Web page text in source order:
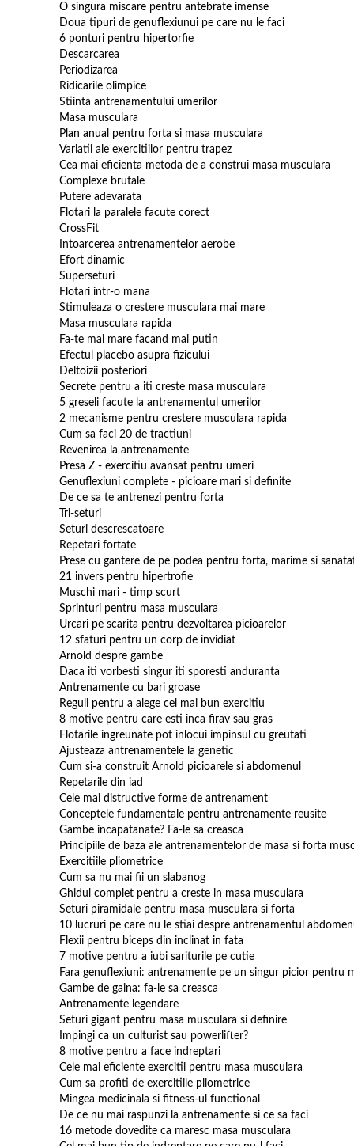
O singura miscare pentru antebrate imense
Doua tipuri de genuflexiunui pe care nu le faci
6 ponturi pentru hipertorfie
Descarcarea
Periodizarea
Ridicarile olimpice
Stiinta antrenamentului umerilor
Masa musculara
Plan anual pentru forta si masa musculara
Variatii ale exercitiilor pentru trapez
Cea mai eficienta metoda de a construi masa musculara
Complexe brutale
Putere adevarata
Flotari la paralele facute corect
CrossFit
Intoarcerea antrenamentelor aerobe
Efort dinamic
Superseturi
Flotari intr-o mana
Stimuleaza o crestere musculara mai mare
Masa musculara rapida
Fa-te mai mare facand mai putin
Efectul placebo asupra fizicului
Deltoizii posteriori
Secrete pentru a iti creste masa musculara
5 greseli facute la antrenamentul umerilor
2 mecanisme pentru crestere musculara rapida
Cum sa faci 20 de tractiuni
Revenirea la antrenamente
Presa Z - exercitiu avansat pentru umeri
Genuflexiuni complete - picioare mari si definite
De ce sa te antrenezi pentru forta
Tri-seturi
Seturi descrescatoare
Repetari fortate
Prese cu gantere de pe podea pentru forta, marime si
21 invers pentru hipertrofie
Muschi mari - timp scurt
Sprinturi pentru masa musculara
Urcari pe scarita pentru dezvoltarea picioarelor
12 sfaturi pentru un corp de invidiat
Arnold despre gambe
Daca iti vorbesti singur iti sporesti anduranta
Antrenamente cu bari groase
Reguli pentru a alege cel mai bun exercitiu
8 motive pentru care esti inca firav sau gras
Flotarile ingreunate pot inlocui impinsul cu greutati
Ajusteaza antrenamentele la genetic
Cum si-a construit Arnold picioarele si abdomenul
Repetarile din iad
Cele mai distructive forme de antrenament
Conceptele fundamentale pentru antrenamente reusite
Gambe incapatanate? Fa-le sa creasca
Principiile de baza ale antrenamentelor de masa si forta
Exercitiile pliometrice
Cum sa nu mai fii un slabanog
Ghidul complet pentru a creste in masa musculara
Seturi piramidale pentru masa musculara si forta
10 lucruri pe care nu le stiai despre antrenamentul
Flexii pentru biceps din inclinat in fata
7 motive pentru a iubi sariturile pe cutie
Fara genuflexiuni: antrenamente pe un singur picior pentru
Gambe de gaina: fa-le sa creasca
Antrenamente legendare
Seturi gigant pentru masa musculara si definire
Impingi ca un culturist sau powerlifter?
8 motive pentru a face indreptari
Cele mai eficiente exercitii pentru masa musculara
Cum sa profiti de exercitiile pliometrice
Mingea medicinala si fitness-ul functional
De ce nu mai raspunzi la antrenamente si ce sa faci
16 metode dovedite ca maresc masa musculara